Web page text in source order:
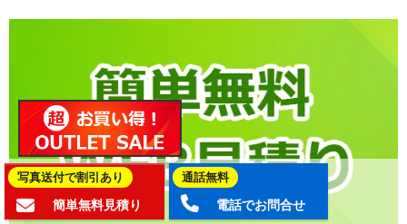
写真送付で割引あり
簡単無料見積り
通話無料
電話でお問合せ